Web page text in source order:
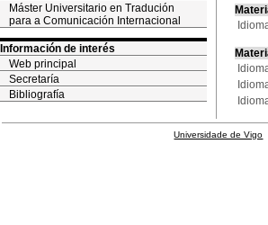
Máster Universitario en Tradución
para a Comunicación Internacional
Información de interés
Web principal
Secretaría
Bibliografía
Universidade de Vigo